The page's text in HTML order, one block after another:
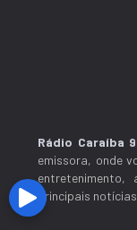
Rádio Caraíba
emissora, onde
principais